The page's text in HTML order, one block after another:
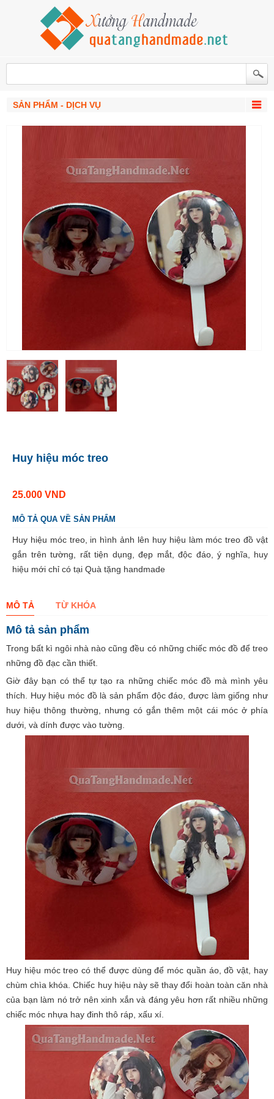
SẢN PHẨM - DỊCH VỤ
Huy hiệu móc treo
25.000 VND
MÔ TẢ QUA VỀ SẢN PHẨM
Huy hiệu móc treo, in hình ảnh lên huy hiệu làm móc treo đồ vật
gắn trên tường, rất tiện dụng, đẹp mắt, độc đáo, ý nghĩa, huy
hiệu mới chỉ có tại Quà tặng handmade
MÔ TẢ TỪ KHÓA
Mô tả sản phẩm
Trong bất kì ngôi nhà nào cũng đều có những chiếc móc đồ để treo
những đồ đạc cần thiết.
Giờ đây bạn có thể tự tạo ra những chiếc móc đồ mà mình yêu
thích. Huy hiệu móc đồ là sản phẩm độc đáo, được làm giống như
huy hiệu thông thường, nhưng có gắn thêm một cái móc ở phía
dưới, và dính được vào tường.
Huy hiệu móc treo có thể được dùng để móc quần áo, đồ vật, hay
chùm chìa khóa. Chiếc huy hiệu này sẽ thay đổi hoàn toàn căn nhà
của bạn làm nó trở nên xinh xắn và đáng yêu hơn rất nhiều những
chiếc móc nhựa hay đinh thô ráp, xấu xí.